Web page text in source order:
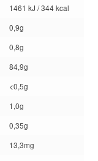
1461 kJ / 344 kcal
0,9g
0,8g
84,9g
<0,5g
1,0g
0,35g
13,3mg